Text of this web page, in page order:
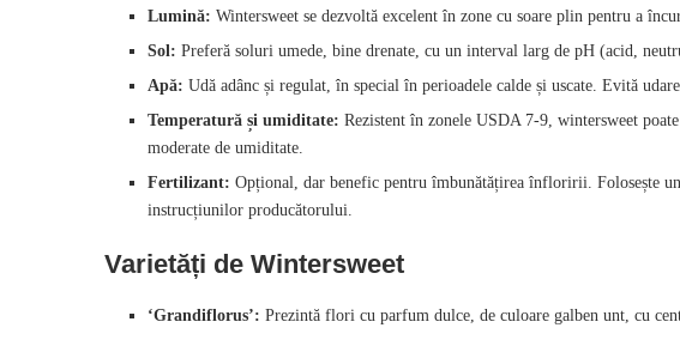
Lumină: Wintersweet se dezvoltă excelent în zone cu soare plin pentru a
Sol: Preferă soluri umede, bine drenate, cu un interval larg de pH (acid,
Apă: Udă adânc și regulat, în special în perioadele calde și uscate. Evită
Temperatură și umiditate: Rezistent în zonele USDA 7‑9, wintersweet
moderate de umiditate.
Fertilizant: Opțional, dar benefic pentru îmbunătățirea înfloririi. Folosește
instrucțiunilor producătorului.
Varietăți de Wintersweet
‘Grandiflorus’: Prezintă flori cu parfum dulce, de culoare galben unt, cu